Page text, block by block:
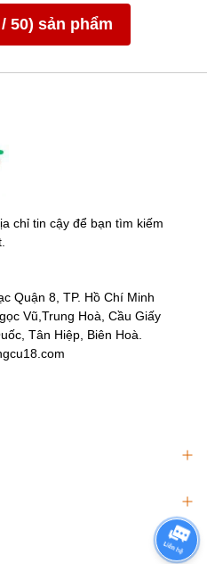
50) sản phẩm
chỉ tin cậy để bạn tìm kiếm
Quận 8, TP. Hồ Chí Minh
Vũ,Trung Hoà, Cầu Giấy
Tân Hiệp, Biên Hoà.